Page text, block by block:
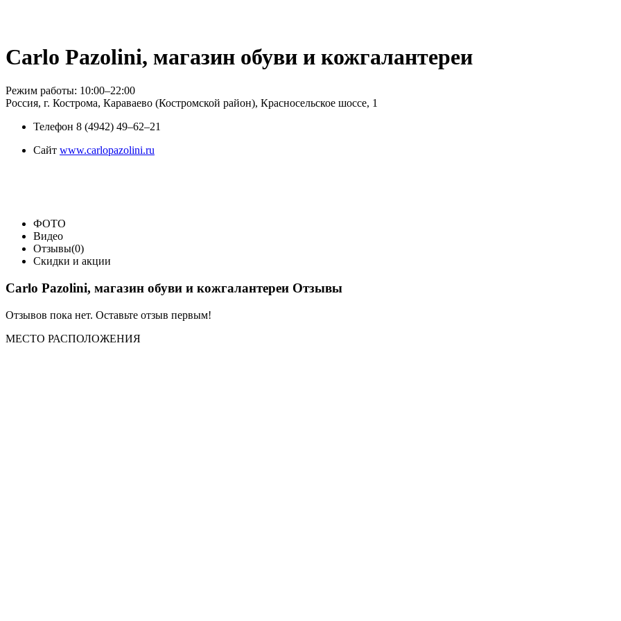
Carlo Pazolini, магазин обуви и кожгалантереи
Режим работы: 10:00–22:00
Россия, г. Кострома, Караваево (Костромской район), Красносельское шоссе, 1
Телефон 8 (4942) 49‒62‒21
Сайт www.carlopazolini.ru
ФОТО
Видео
Отзывы(0)
Скидки и акции
Carlo Pazolini, магазин обуви и кожгалантереи Отзывы
Отзывов пока нет. Оставьте отзыв первым!
МЕСТО РАСПОЛОЖЕНИЯ